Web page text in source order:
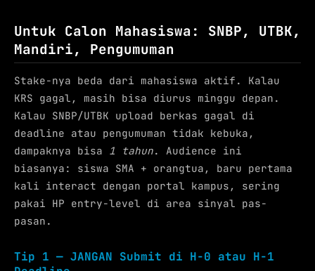
Untuk Calon Mahasiswa: SNBP, UTBK,
Mandiri, Pengumuman
Stake-nya beda dari mahasiswa aktif. Kalau
KRS gagal, masih bisa diurus minggu depan.
Kalau SNBP/UTBK upload berkas gagal di
deadline atau pengumuman tidak kebuka,
dampaknya bisa 1 tahun. Audience ini
biasanya: siswa SMA + orangtua, baru pertama
kali interact dengan portal kampus, sering
pakai HP entry-level di area sinyal pas-
pasan.
Tip 1 — JANGAN Submit di H-0 atau H-1